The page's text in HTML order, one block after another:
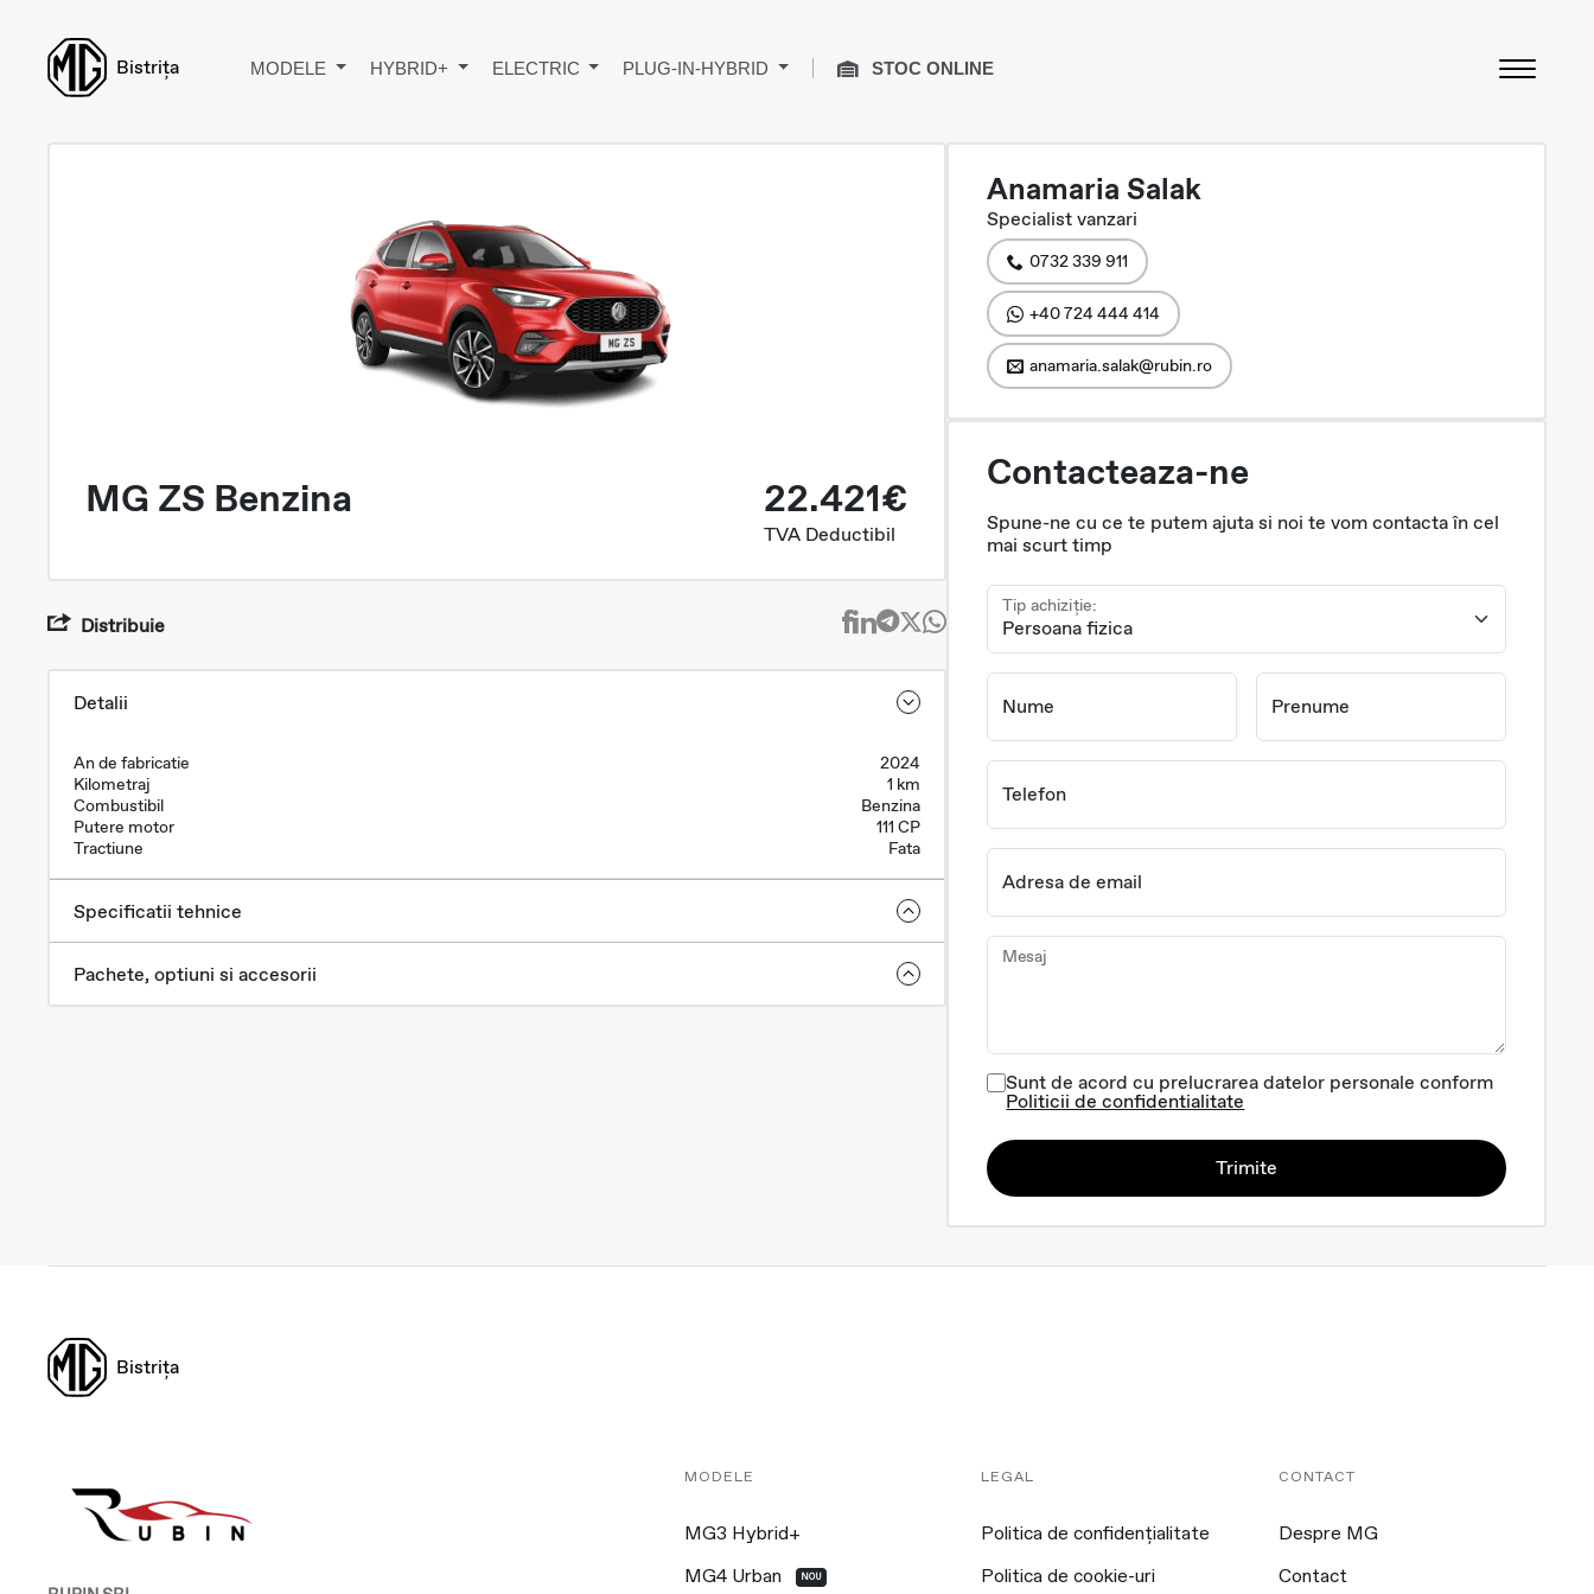
Bistrița MODELE HYBRID+ ELECTRIC PLUG-IN-HYBRID STOC ONLINE
MG ZS Benzina 22.421€
TVA Deductibil
Distribuie
Detalii
An de fabricatie
2024
Kilometraj
1 km
Combustibil
Benzina
Putere motor
111 CP
Tractiune
Fata
Specificatii tehnice
Pachete, optiuni si accesorii
Anamaria Salak
Specialist vanzari
0732 339 911
+40 724 444 414
anamaria.salak@rubin.ro
Contacteaza-ne
Spune-ne cu ce te putem ajuta si noi te vom contacta în cel
mai scurt timp
Tip achiziție:
Nume Prenume
Telefon
Adresa de email
Mesaj
Sunt de acord cu prelucrarea datelor personale conform
Politicii de confidentialitate
Trimite
Bistrița
MODELE
MG3 Hybrid+
MG4 Urban NOU
LEGAL
Politica de confidențialitate
Politica de cookie-uri
CONTACT
Despre MG
Contact